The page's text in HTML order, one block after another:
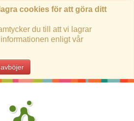
cookies för att göra ditt
du till att vi lagrar
enligt vår